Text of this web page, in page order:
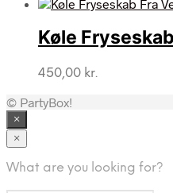
Køle
450,00 kr.
© PartyBox!
×
×
What are you looking for?